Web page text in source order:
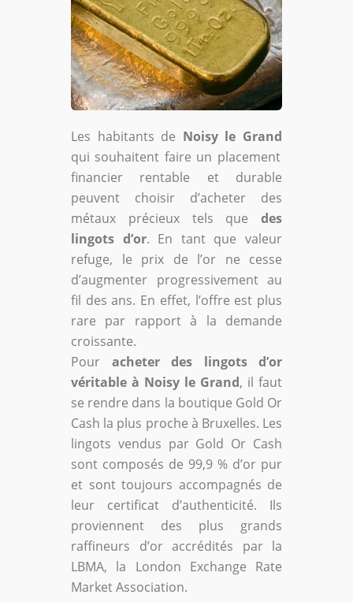
Les habitants de Noisy le Grand
qui souhaitent faire un placement
financier rentable et durable
peuvent choisir d’acheter des
métaux précieux tels que des
lingots d’or. En tant que valeur
refuge, le prix de l’or ne cesse
d’augmenter progressivement au
fil des ans. En effet, l’offre est plus
rare par rapport à la demande
croissante.
Pour acheter des lingots d’or
véritable à Noisy le Grand, il faut
se rendre dans la boutique Gold Or
Cash la plus proche à Bruxelles. Les
lingots vendus par Gold Or Cash
sont composés de 99,9 % d’or pur
et sont toujours accompagnés de
leur certificat d’authenticité. Ils
proviennent des plus grands
raffineurs d’or accrédités par la
LBMA, la London Exchange Rate
Market Association.